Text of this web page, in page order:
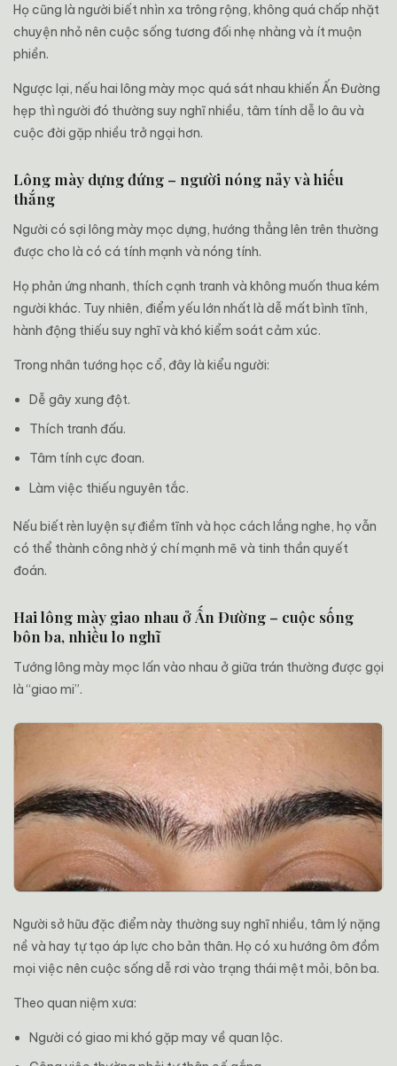
Họ cũng là người biết nhìn xa trông rộng, không quá chấp nhặt
chuyện nhỏ nên cuộc sống tương đối nhẹ nhàng và ít muộn
phiền.
Ngược lại, nếu hai lông mày mọc quá sát nhau khiến Ấn Đường
hẹp thì người đó thường suy nghĩ nhiều, tâm tính dễ lo âu và
cuộc đời gặp nhiều trở ngại hơn.
Lông mày dựng đứng – người nóng nảy và hiếu
thắng
Người có sợi lông mày mọc dựng, hướng thẳng lên trên thường
được cho là có cá tính mạnh và nóng tính.
Họ phản ứng nhanh, thích cạnh tranh và không muốn thua kém
người khác. Tuy nhiên, điểm yếu lớn nhất là dễ mất bình tĩnh,
hành động thiếu suy nghĩ và khó kiểm soát cảm xúc.
Trong nhân tướng học cổ, đây là kiểu người:
Dễ gây xung đột.
Thích tranh đấu.
Tâm tính cực đoan.
Làm việc thiếu nguyên tắc.
Nếu biết rèn luyện sự điềm tĩnh và học cách lắng nghe, họ vẫn
có thể thành công nhờ ý chí mạnh mẽ và tinh thần quyết
đoán.
Hai lông mày giao nhau ở Ấn Đường – cuộc sống
bôn ba, nhiều lo nghĩ
Tướng lông mày mọc lấn vào nhau ở giữa trán thường được gọi
là “giao mi”.
Người sở hữu đặc điểm này thường suy nghĩ nhiều, tâm lý nặng
nề và hay tự tạo áp lực cho bản thân. Họ có xu hướng ôm đồm
mọi việc nên cuộc sống dễ rơi vào trạng thái mệt mỏi, bôn ba.
Theo quan niệm xưa:
Người có giao mi khó gặp may về quan lộc.